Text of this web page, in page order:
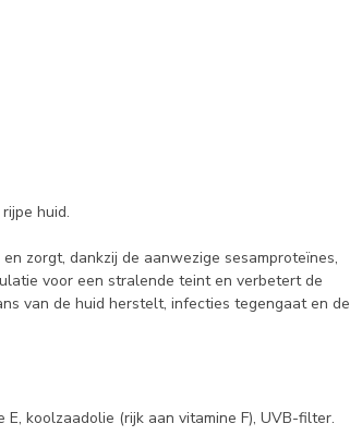
huid.
zorgt, dankzij de aanwezige sesamproteïnes,
voor een stralende teint en verbetert de
van de huid herstelt, infecties tegengaat en de
koolzaadolie (rijk aan vitamine F), UVB-filter.